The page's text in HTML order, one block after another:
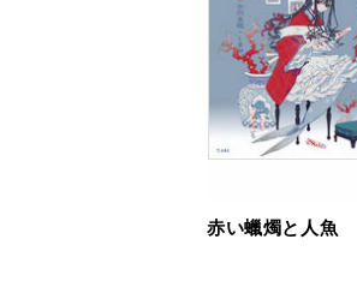
赤い蠟燭と人魚